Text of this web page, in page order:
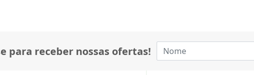
para receber nossas ofertas!